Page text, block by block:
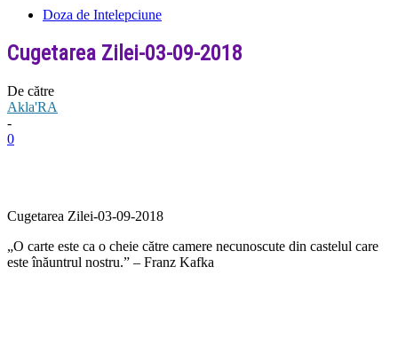
Doza de Intelepciune
Cugetarea Zilei-03-09-2018
De către
Akla'RA
-
0
Cugetarea Zilei-03-09-2018
„O carte este ca o cheie către camere necunoscute din castelul care
este înăuntrul nostru.” – Franz Kafka